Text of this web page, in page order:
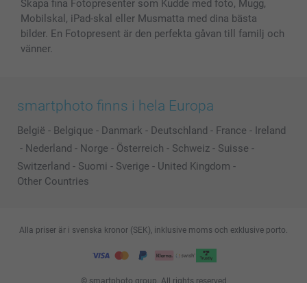
Skapa fina Fotopresenter som Kudde med foto, Mugg,
Mobilskal, iPad-skal eller Musmatta med dina bästa
bilder. En Fotopresent är den perfekta gåvan till familj och
vänner.
smartphoto finns i hela Europa
België - Belgique - Danmark - Deutschland - France - Ireland
- Nederland - Norge - Österreich - Schweiz - Suisse -
Switzerland - Suomi - Sverige - United Kingdom -
Other Countries
Alla priser är i svenska kronor (SEK), inklusive moms och exklusive porto.